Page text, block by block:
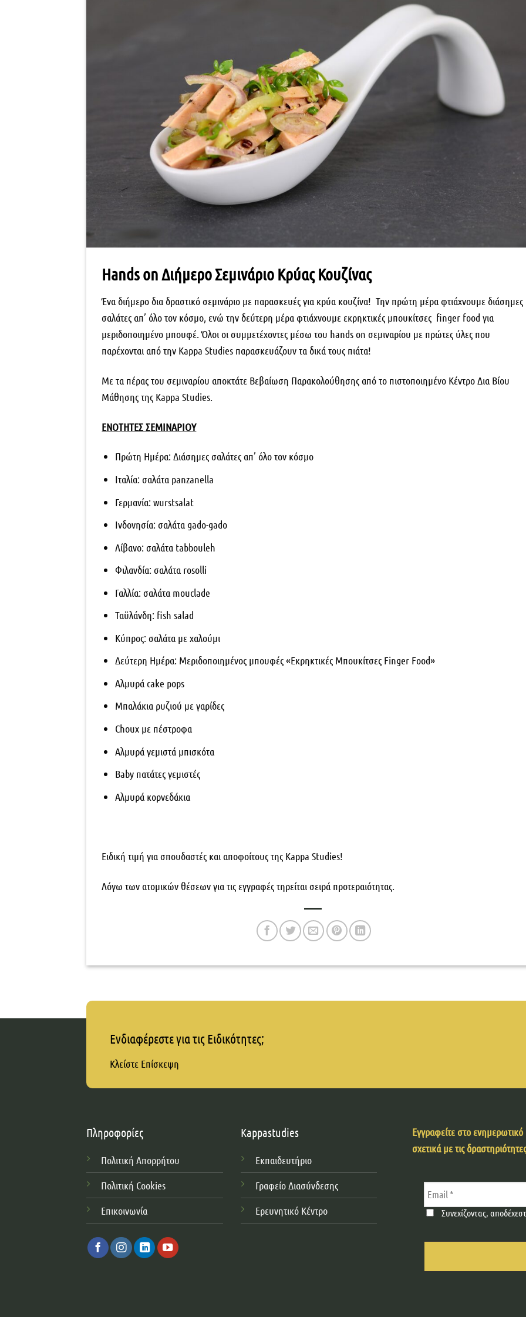
Hands on Διήμερο Σεμινάριο Κρύας Κουζίνας
Ένα διήμερο δια δραστικό σεμινάριο με παρασκευές για κρύα κουζίνα! Την πρώτη μέρα φτιάχνουμε διάσημες
σαλάτες απ’ όλο τον κόσμο, ενώ την δεύτερη μέρα φτιάχνουμε εκρηκτικές μπουκίτσες finger food για
μεριδοποιημένο μπουφέ. Όλοι οι συμμετέχοντες μέσω του hands on σεμιναρίου με πρώτες ύλες που
παρέχονται από την Kappa Studies παρασκευάζουν τα δικά τους πιάτα!
Με τα πέρας του σεμιναρίου αποκτάτε Βεβαίωση Παρακολούθησης από το πιστοποιημένο Κέντρο Δια Βίου
Μάθησης της Kappa Studies.
ΕΝΟΤΗΤΕΣ ΣΕΜΙΝΑΡΙΟΥ
Πρώτη Ημέρα: Διάσημες σαλάτες απ’ όλο τον κόσμο
Ιταλία: σαλάτα panzanella
Γερμανία: wurstsalat
Ινδονησία: σαλάτα gado-gado
Λίβανο: σαλάτα tabbouleh
Φιλανδία: σαλάτα rosolli
Γαλλία: σαλάτα mouclade
Ταϋλάνδη: fish salad
Κύπρος: σαλάτα με χαλούμι
Δεύτερη Ημέρα: Μεριδοποιημένος μπουφές «Εκρηκτικές Μπουκίτσες Finger Food»
Αλμυρά cake pops
Μπαλάκια ρυζιού με γαρίδες
Choux με πέστροφα
Αλμυρά γεμιστά μπισκότα
Baby πατάτες γεμιστές
Αλμυρά κορνεδάκια
Ειδική τιμή για σπουδαστές και αποφοίτους της Kappa Studies!
Λόγω των ατομικών θέσεων για τις εγγραφές τηρείται σειρά προτεραιότητας.
Ενδιαφέρεστε για τις Ειδικότητες;
Κλείστε Επίσκεψη
Πληροφορίες
Πολιτική Απορρήτου
Πολιτική Cookies
Επικοινωνία
Kappastudies
Εκπαιδευτήριο
Γραφείο Διασύνδεσης
Ερευνητικό Κέντρο
Εγγραφείτε στο ενημερωτικό
σχετικά με τις
Συνεχίζοντας,